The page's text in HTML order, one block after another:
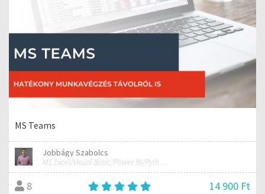
MS Teams
Jobbágy Szabolcs
MS Excel/Visual Basic/Power BI/Python adatelemzési szakértő
8 14 900 Ft